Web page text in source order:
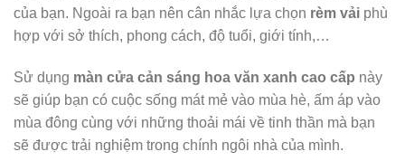
của bạn. Ngoài ra bạn nên cân nhắc lựa chọn rèm vải phù
hợp với sở thích, phong cách, độ tuổi, giới tính,…
Sử dụng màn cửa cản sáng hoa văn xanh cao cấp này
sẽ giúp bạn có cuộc sống mát mẻ vào mùa hè, ấm áp vào
mùa đông cùng với những thoải mái về tinh thần mà bạn
sẽ được trải nghiệm trong chính ngôi nhà của mình.